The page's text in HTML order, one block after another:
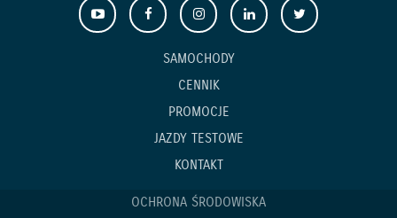
SAMOCHODY
CENNIK
PROMOCJE
JAZDY TESTOWE
KONTAKT
OCHRONA ŚRODOWISKA